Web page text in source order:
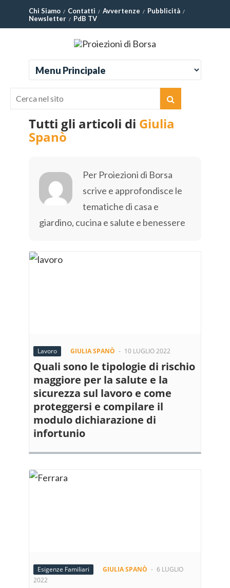
Chi Siamo Contatti Avvertenze
Pubblicità
Newsletter
PdB TV
Tutti gli articoli di Giulia
Spanò
Per Proiezioni di Borsa
scrive e approfondisce le
tematiche di casa e
giardino, cucina e salute e benessere
Lavoro GIULIA SPANÒ - 10 LUGLIO 2022
Quali sono le tipologie di rischio
maggiore per la salute e la
sicurezza sul lavoro e come
proteggersi e compilare il
modulo dichiarazione di
infortunio
Esigenze Familiari GIULIA SPANÒ - 6 LUGLIO
2022